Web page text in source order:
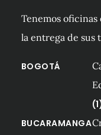
Tenemos
la entrega de sus
BOGOTÁ
BUCARAMANGA